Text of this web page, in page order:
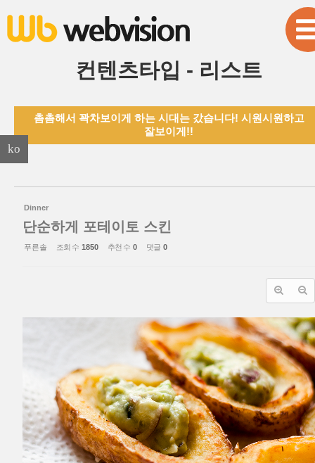
컨텐츠타입 - 리스트
촘촘해서 꽉차보이게 하는 시대는 갔습니다! 시원시원하고
잘보이게!!
Dinner
단순하게 포테이토 스킨
푸른솔 조회 수 1850 추천 수 0 댓글 0
ko
Sketchbook5, 스케치북5
Sketchbook5, 스케치북5